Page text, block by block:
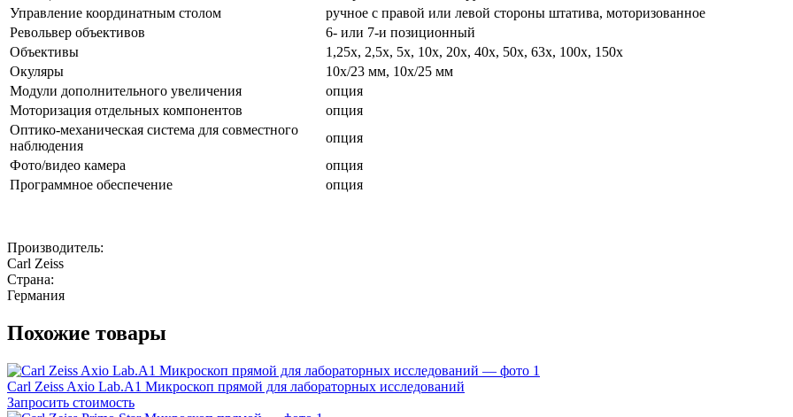
Управление координатным столом
ручное с правой или левой стороны штатива, моторизованное
Револьвер объективов
6- или 7-и позиционный
Объективы
1,25х, 2,5х, 5х, 10х, 20х, 40х, 50х, 63х, 100х, 150х
Окуляры
10х/23 мм, 10х/25 мм
Модули дополнительного увеличения
опция
Моторизация отдельных компонентов
опция
Оптико-механическая система для совместного
наблюдения
опция
Фото/видео камера
опция
Программное обеспечение
опция
Производитель:
Carl Zeiss
Страна:
Германия
Похожие товары
Carl Zeiss Axio Lab.A1 Микроскоп прямой для лабораторных исследований
Запросить стоимость